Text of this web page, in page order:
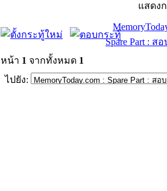
แสดง
Spare Part : ส
หน้า 1 จากทั้งหมด 1
ไปยัง: